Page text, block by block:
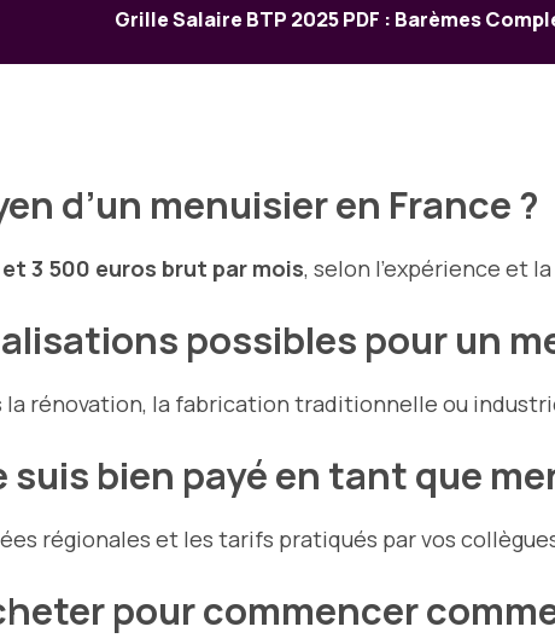
Grille Salaire BTP 2025 PDF : Barèmes
d’un menuisier en France ?
et 3 500 euros brut par mois, selon l’expérience et
possibles pour un
rénovation, la fabrication traditionnelle ou
bien payé en tant que
régionales et les tarifs pratiqués par vos
pour commencer